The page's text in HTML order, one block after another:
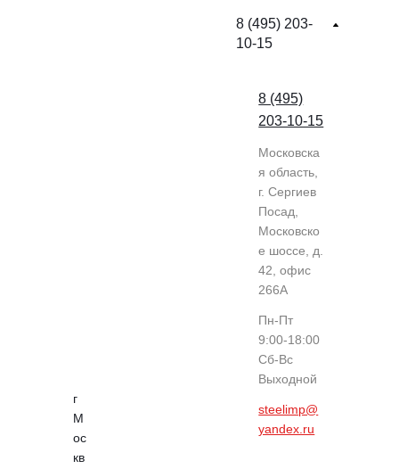
г
М
ос
кв
8 (495) 203-
10-15
8 (495)
203-10-15
Московска
я область,
г. Сергиев
Посад,
Московско
е шоссе, д.
42, офис
266А
Пн-Пт
9:00-18:00
Cб-Вс
Выходной
steelimp@
yandex.ru